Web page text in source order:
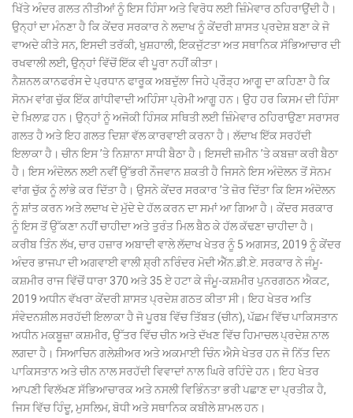
ਖਿੱਤੇ ਅੰਦਰ ਗਲਤ ਨੀਤੀਆਂ ਨੂੰ ਇਸ ਹਿੰਸਾ ਅਤੇ ਵਿਰੋਧ ਲਈ ਜ਼ਿੰਮੇਵਾਰ ਠਹਿਰਾਉਂਦੀ ਹੈ।
ਉਨ੍ਹਾਂ ਦਾ ਮੰਨਣਾ ਹੈ ਕਿ ਕੇਂਦਰ ਸਰਕਾਰ ਨੇ ਲਦਾਖ ਨੂੰ ਕੇਂਦਰੀ ਸ਼ਾਸਤ ਪ੍ਰਦੇਸ਼ ਬਣਾ ਕੇ ਜੋ
ਵਾਅਦੇ ਕੀਤੇ ਸਨ, ਇਸਦੀ ਤਰੱਕੀ, ਖੁਸ਼ਹਾਲੀ, ਇਕਜੁੱਟਤਾ ਅਤ ਸਥਾਨਿਕ ਸੱਭਿਆਚਾਰ ਦੀ
ਰਖਵਾਲੀ ਲਈ, ਉਨ੍ਹਾਂ ਵਿੱਚੋਂ ਇੱਕ ਵੀ ਪੂਰਾ ਨਹੀਂ ਕੀਤਾ।
ਨੈਸ਼ਨਲ ਕਾਨਫਰੰਸ ਦੇ ਪ੍ਰਧਾਨ ਫਾਰੂਕ ਅਬਦੁੱਲਾ ਜਿਹੇ ਪ੍ਰੌੜ੍ਹ ਆਗੂ ਦਾ ਕਹਿਣਾ ਹੈ ਕਿ
ਸੋਨਮ ਵਾਂਗ ਚੁੱਕ ਇੱਕ ਗਾਂਧੀਵਾਦੀ ਅਹਿੰਸਾ ਪ੍ਰੇਮੀ ਆਗੂ ਹਨ। ਉਹ ਹਰ ਕਿਸਮ ਦੀ ਹਿੰਸਾ
ਦੇ ਖ਼ਿਲਾਫ਼ ਹਨ। ਉਨ੍ਹਾਂ ਨੂੰ ਅਜੋਕੀ ਹਿੰਸਕ ਸਥਿਤੀ ਲਈ ਜ਼ਿੰਮੇਵਾਰ ਠਹਿਰਾਉਣਾ ਸਰਾਸਰ
ਗਲਤ ਹੈ ਅਤੇ ਇਹ ਗਲਤ ਦਿਸ਼ਾ ਵੱਲ ਕਾਰਵਾਈ ਕਰਨਾ ਹੈ। ਲੱਦਾਖ ਇੱਕ ਸਰਹੱਦੀ
ਇਲਾਕਾ ਹੈ। ਚੀਨ ਇਸ ’ਤੇ ਨਿਸ਼ਾਨਾ ਸਾਧੀ ਬੈਠਾ ਹੈ। ਇਸਦੀ ਜ਼ਮੀਨ ’ਤੇ ਕਬਜ਼ਾ ਕਰੀ ਬੈਠਾ
ਹੈ। ਇਸ ਅੰਦੋਲਨ ਲਈ ਨਵੀਂ ਉੱਭਰੀ ਨੌਜਵਾਨ ਸ਼ਕਤੀ ਹੈ ਜਿਸਨੇ ਇਸ ਅੰਦੋਲਨ ਤੋਂ ਸੋਨਮ
ਵਾਂਗ ਚੁੱਕ ਨੂੰ ਲਾਂਭੇ ਕਰ ਦਿੱਤਾ ਹੈ। ਉਸਨੇ ਕੇਂਦਰ ਸਰਕਾਰ ’ਤੇ ਜ਼ੋਰ ਦਿੱਤਾ ਕਿ ਇਸ ਅੰਦੋਲਨ
ਨੂੰ ਸ਼ਾਂਤ ਕਰਨ ਅਤੇ ਲਦਾਖ ਦੇ ਮੁੱਦੇ ਦੇ ਹੱਲ ਕਰਨ ਦਾ ਸਮਾਂ ਆ ਗਿਆ ਹੈ। ਕੇਂਦਰ ਸਰਕਾਰ
ਨੂੰ ਇਸ ਤੋਂ ਉੱਕਣਾ ਨਹੀਂ ਚਾਹੀਦਾ ਅਤੇ ਤੁਰੰਤ ਮਿਲ ਬੈਠ ਕੇ ਹੱਲ ਕੱਢਣਾ ਚਾਹੀਦਾ ਹੈ।
ਕਰੀਬ ਤਿੰਨ ਲੱਖ, ਚਾਰ ਹਜ਼ਾਰ ਅਬਾਦੀ ਵਾਲੇ ਲੱਦਾਖ ਖੇਤਰ ਨੂੰ 5 ਅਗਸਤ, 2019 ਨੂੰ ਕੇਂਦਰ
ਅੰਦਰ ਭਾਜਪਾ ਦੀ ਅਗਵਾਈ ਵਾਲੀ ਸ਼੍ਰੀ ਨਰਿੰਦਰ ਮੋਦੀ ਐੱਨ.ਡੀ.ਏ. ਸਰਕਾਰ ਨੇ ਜੰਮੂ-
ਕਸ਼ਮੀਰ ਰਾਜ ਵਿੱਚੋਂ ਧਾਰਾ 370 ਅਤੇ 35 ਏ ਹਟਾ ਕੇ ਜੰਮੂ-ਕਸ਼ਮੀਰ ਪੁਨਰਗਠਨ ਐਕਟ,
2019 ਅਧੀਨ ਵੱਖਰਾ ਕੇਂਦਰੀ ਸ਼ਾਸਤ ਪ੍ਰਦੇਸ਼ ਗਠਤ ਕੀਤਾ ਸੀ। ਇਹ ਖੇਤਰ ਅਤਿ
ਸੰਵੇਦਨਸ਼ੀਲ ਸਰਹੱਦੀ ਇਲਾਕਾ ਹੈ ਜੋ ਪੂਰਬ ਵਿੱਚ ਤਿੱਬਤ (ਚੀਨ), ਪੱਛਮ ਵਿੱਚ ਪਾਕਿਸਤਾਨ
ਅਧੀਨ ਮਕਬੂਜ਼ਾ ਕਸ਼ਮੀਰ, ਉੱਤਰ ਵਿੱਚ ਚੀਨ ਅਤੇ ਦੱਖਣ ਵਿੱਚ ਹਿਮਾਚਲ ਪ੍ਰਦੇਸ਼ ਨਾਲ
ਲਗਦਾ ਹੈ। ਸਿਆਚਿਨ ਗਲੇਸ਼ੀਅਰ ਅਤੇ ਅਕਮਾਈ ਚਿੰਨ ਐਸੇ ਖੇਤਰ ਹਨ ਜੋ ਨਿੱਤ ਦਿਨ
ਪਾਕਿਸਤਾਨ ਅਤੇ ਚੀਨ ਨਾਲ ਸਰਹੱਦੀ ਵਿਵਾਦਾਂ ਨਾਲ ਘਿਰੇ ਰਹਿੰਦੇ ਹਨ। ਇਹ ਖੇਤਰ
ਆਪਣੀ ਵਿਲੱਖਣ ਸੱਭਿਆਚਾਰਕ ਅਤੇ ਨਸਲੀ ਵਿਭਿੰਨਤਾ ਭਰੀ ਪਛਾਣ ਦਾ ਪ੍ਰਤੀਕ ਹੈ,
ਜਿਸ ਵਿੱਚ ਹਿੰਦੂ, ਮੁਸਲਿਮ, ਬੋਧੀ ਅਤੇ ਸਥਾਨਿਕ ਕਬੀਲੇ ਸ਼ਾਮਲ ਹਨ।